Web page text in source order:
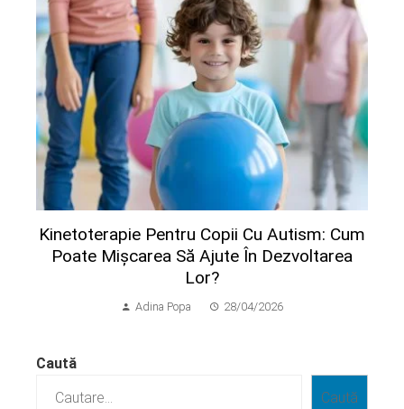
Kinetoterapie Pentru Copii Cu Autism: Cum
Poate Mișcarea Să Ajute În Dezvoltarea
Lor?
Adina Popa 28/04/2026
Caută
Caută